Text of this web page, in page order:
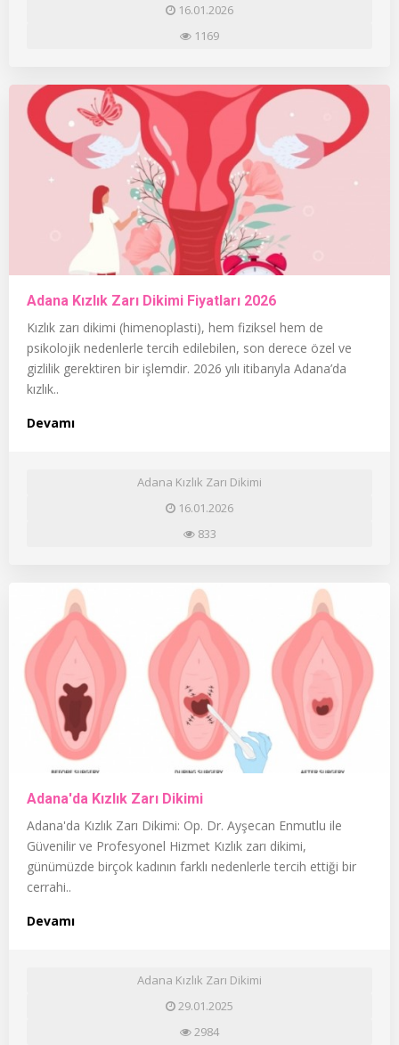
16.01.2026
1169
Adana Kızlık Zarı Dikimi Fiyatları 2026
Kızlık zarı dikimi (himenoplasti), hem fiziksel hem de
psikolojik nedenlerle tercih edilebilen, son derece özel ve
gizlilik gerektiren bir işlemdir. 2026 yılı itibarıyla Adana’da
kızlık..
Devamı
Adana Kızlık Zarı Dikimi
16.01.2026
833
Adana'da Kızlık Zarı Dikimi
Adana'da Kızlık Zarı Dikimi: Op. Dr. Ayşecan Enmutlu ile
Güvenilir ve Profesyonel Hizmet Kızlık zarı dikimi,
günümüzde birçok kadının farklı nedenlerle tercih ettiği bir
cerrahi..
Devamı
Adana Kızlık Zarı Dikimi
29.01.2025
2984